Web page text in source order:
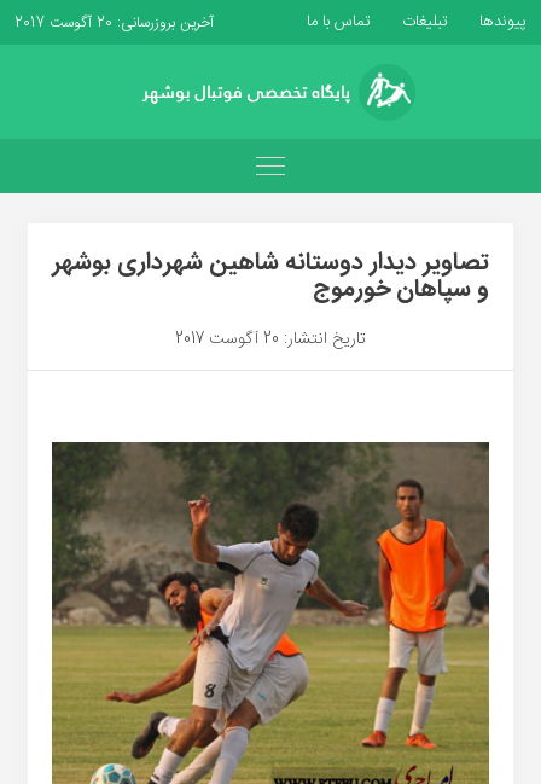
پیوندها تبلیغات تماس با ما آخرین بروزرسانی: 20 آگوست 2017
تصاویر دیدار دوستانه شاهین شهردارى بوشهر
و سپاهان خورموج
تاریخ انتشار: 20 آگوست 2017